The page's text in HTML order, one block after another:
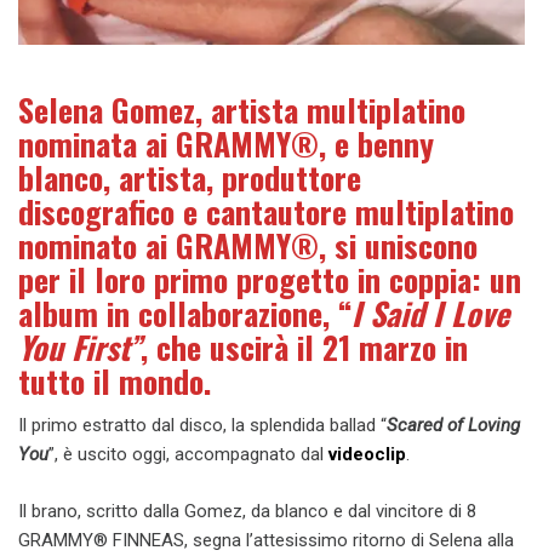
Selena Gomez, artista multiplatino
nominata ai GRAMMY®, e benny
blanco, artista, produttore
discografico e cantautore multiplatino
nominato ai GRAMMY®, si uniscono
per il loro primo progetto in coppia: un
album in collaborazione, “I Said I Love
You First”, che uscirà il 21 marzo in
tutto il mondo.
Il primo estratto dal disco, la splendida ballad “Scared of Loving
You”, è uscito oggi, accompagnato dalvideoclip.
Il brano, scritto dalla Gomez, da blanco e dal vincitore di 8
GRAMMY® FINNEAS, segna l’attesissimo ritorno di Selena alla